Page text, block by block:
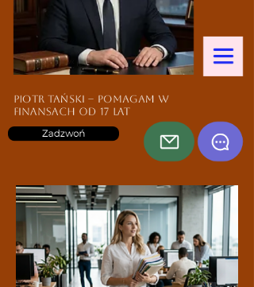
Zadzwoń
Piotr Tański – pomagam w
finansach od 17 lat